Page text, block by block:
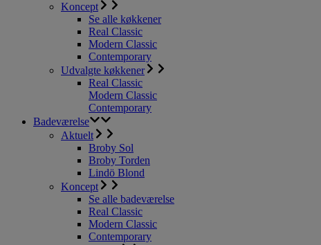
Koncept
Se alle køkkener
Real Classic
Modern Classic
Contemporary
Udvalgte køkkener
Real Classic
Modern Classic
Contemporary
Badeværelse
Aktuelt
Broby Sol
Broby Torden
Lindö Blond
Koncept
Se alle badeværelse
Real Classic
Modern Classic
Contemporary